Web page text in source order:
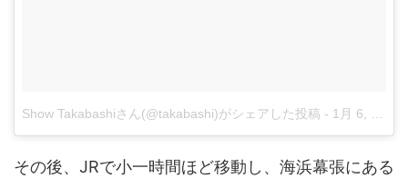
Show Takabashiさん(@takabashi)がシェアした投稿 - 1月 6, 2018 at 10:36午後 PST
その後、JRで小一時間ほど移動し、海浜幕張にある